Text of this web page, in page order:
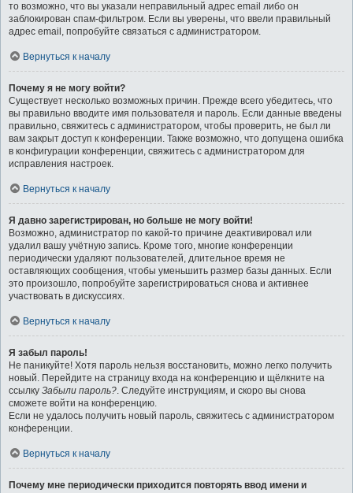
то возможно, что вы указали неправильный адрес email либо он
заблокирован спам-фильтром. Если вы уверены, что ввели правильный
адрес email, попробуйте связаться с администратором.
Вернуться к началу
Почему я не могу войти?
Существует несколько возможных причин. Прежде всего убедитесь, что
вы правильно вводите имя пользователя и пароль. Если данные введены
правильно, свяжитесь с администратором, чтобы проверить, не был ли
вам закрыт доступ к конференции. Также возможно, что допущена ошибка
в конфигурации конференции, свяжитесь с администратором для
исправления настроек.
Вернуться к началу
Я давно зарегистрирован, но больше не могу войти!
Возможно, администратор по какой-то причине деактивировал или
удалил вашу учётную запись. Кроме того, многие конференции
периодически удаляют пользователей, длительное время не
оставляющих сообщения, чтобы уменьшить размер базы данных. Если
это произошло, попробуйте зарегистрироваться снова и активнее
участвовать в дискуссиях.
Вернуться к началу
Я забыл пароль!
Не паникуйте! Хотя пароль нельзя восстановить, можно легко получить
новый. Перейдите на страницу входа на конференцию и щёлкните на
ссылку Забыли пароль?. Следуйте инструкциям, и скоро вы снова
сможете войти на конференцию.
Если не удалось получить новый пароль, свяжитесь с администратором
конференции.
Вернуться к началу
Почему мне периодически приходится повторять ввод имени и